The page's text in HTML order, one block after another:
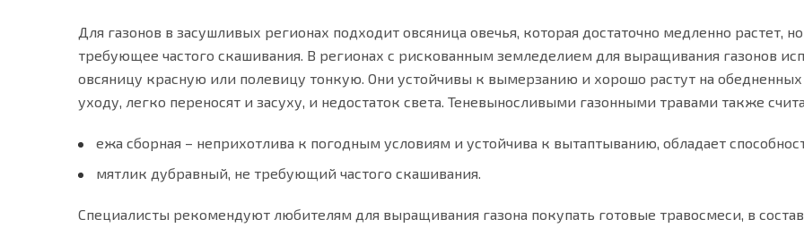
Для газонов в засушливых регионах подходит овсяница овечья, которая достаточно медленно растет,
требующее частого скашивания. В регионах с рискованным земледелием для выращивания газонов
овсяницу красную или полевицу тонкую. Они устойчивы к вымерзанию и хорошо растут на обедненных
уходу, легко переносят и засуху, и недостаток света. Теневыносливыми газонными травами также
ежа сборная – неприхотлива к погодным условиям и устойчива к вытаптыванию, обладает
мятлик дубравный, не требующий частого скашивания.
Специалисты рекомендуют любителям для выращивания газона покупать готовые травосмеси, в